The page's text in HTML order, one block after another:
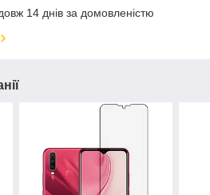
14 днів за домовленістю